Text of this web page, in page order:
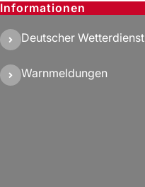
Informationen
Deutscher Wetterdienst
Warnmeldungen